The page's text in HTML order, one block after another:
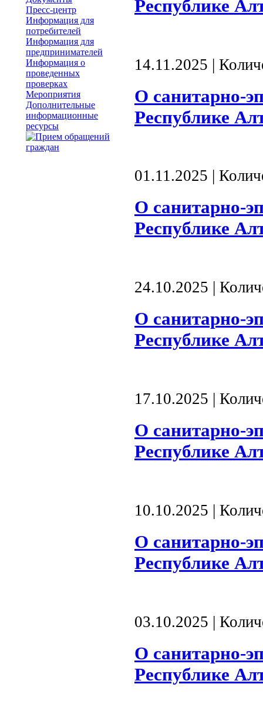
Пресс-центр
Информация для
потребителей
Информация для
предпринимателей
Информация о
проведенных
проверках
Мероприятия
Дополнительные
информационные
ресурсы
Республике
14.11.2025 |
О санитарно-
Республике
01.11.2025 |
О санитарно-
Республике
24.10.2025 |
О санитарно-
Республике
17.10.2025 |
О санитарно-
Республике
10.10.2025 |
О санитарно-
Республике
03.10.2025 |
О санитарно-
Республике